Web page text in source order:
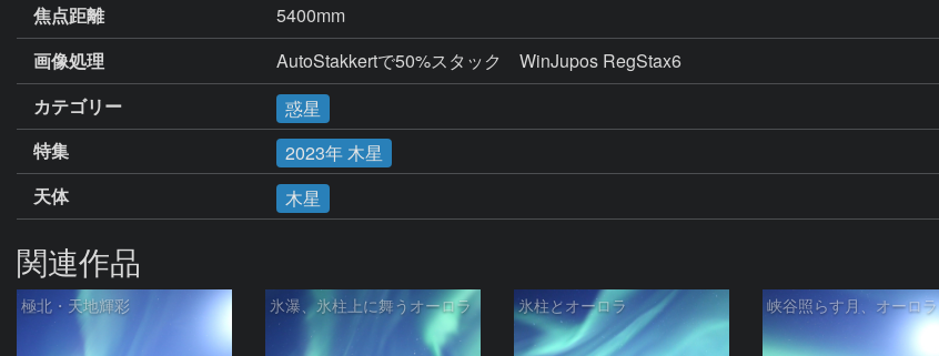
焦点距離
5400mm
画像処理
AutoStakkertで50%スタック　WinJupos RegStax6
カテゴリー
惑星
特集
2023年 木星
天体
木星
関連作品
極北・天地輝彩 氷瀑、氷柱上に舞うオーロラ 氷柱とオーロラ 峡谷照らす月、オーロラ